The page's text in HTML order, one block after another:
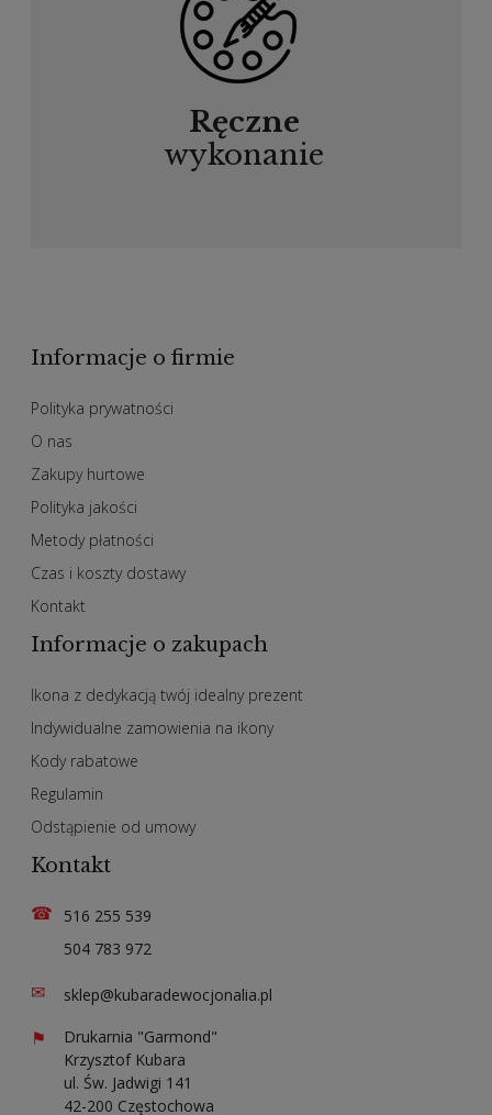
Ręczne
wykonanie
Informacje o firmie
Polityka prywatności
O nas
Zakupy hurtowe
Polityka jakości
Metody płatności
Czas i koszty dostawy
Kontakt
Informacje o zakupach
Ikona z dedykacją twój idealny prezent
Indywidualne zamowienia na ikony
Kody rabatowe
Regulamin
Odstąpienie od umowy
Kontakt
☎
516 255 539
504 783 972
✉ sklep@kubaradewocjonalia.pl
⚑
Drukarnia "Garmond"
Krzysztof Kubara
ul. Św. Jadwigi 141
42-200 Częstochowa